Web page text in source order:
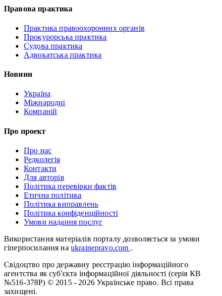
Правова практика
Практика правоохоронних органів
Прокурорська практика
Судова практика
Адвокатська практика
Новини
Україна
Міжнародні
Компаній
Про проект
Про нас
Редколегія
Контакти
Для авторів
Політика перевірки фактів
Етична політика
Політика виправлень
Політика конфіденційності
Умови надання послуг
Використання матеріалів порталу дозволяється за умови
гіперпосилання на ukrainepravo.com .
Свідоцтво про державну реєстрацію інформаційного
агентства як суб'єкта інформаційної діяльності (серія КВ
№516-378Р) © 2015 - 2026 Українське право. Всі права
захищені.